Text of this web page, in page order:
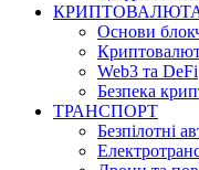
Основи
Web3 та DeFi
Безпека
ТРАНСПОРТ
Безпілотні